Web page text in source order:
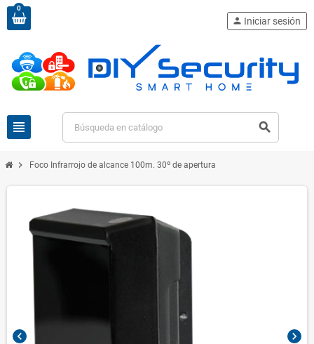
0
view_headline search
person Iniciar sesión
chevron_right Foco Infrarrojo de alcance 100m. 30º de apertura
chevron_left chevron_right